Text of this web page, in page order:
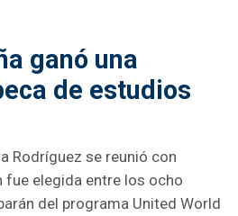
ganó una
de estudios
Rodríguez se reunió con
fue elegida entre los ocho
del programa United World